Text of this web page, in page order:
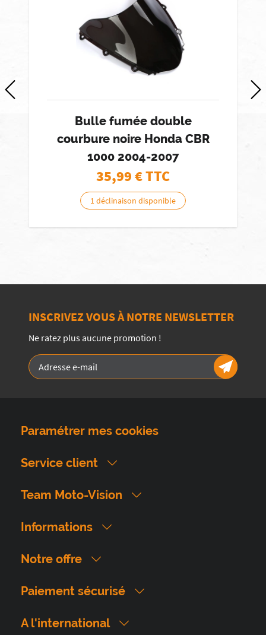
Bulle fumée double
courbure noire Honda CBR
1000 2004-2007
35,99 € TTC
1 déclinaison disponible
INSCRIVEZ VOUS À NOTRE NEWSLETTER
Ne ratez plus aucune promotion !
Paramétrer mes cookies
Service client
Team Moto-Vision
Informations
Notre offre
Paiement sécurisé
A l'international